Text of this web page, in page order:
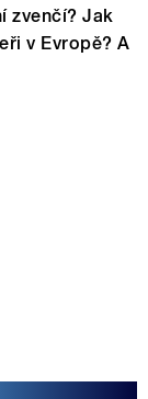
zvenčí? Jak
v Evropě? A